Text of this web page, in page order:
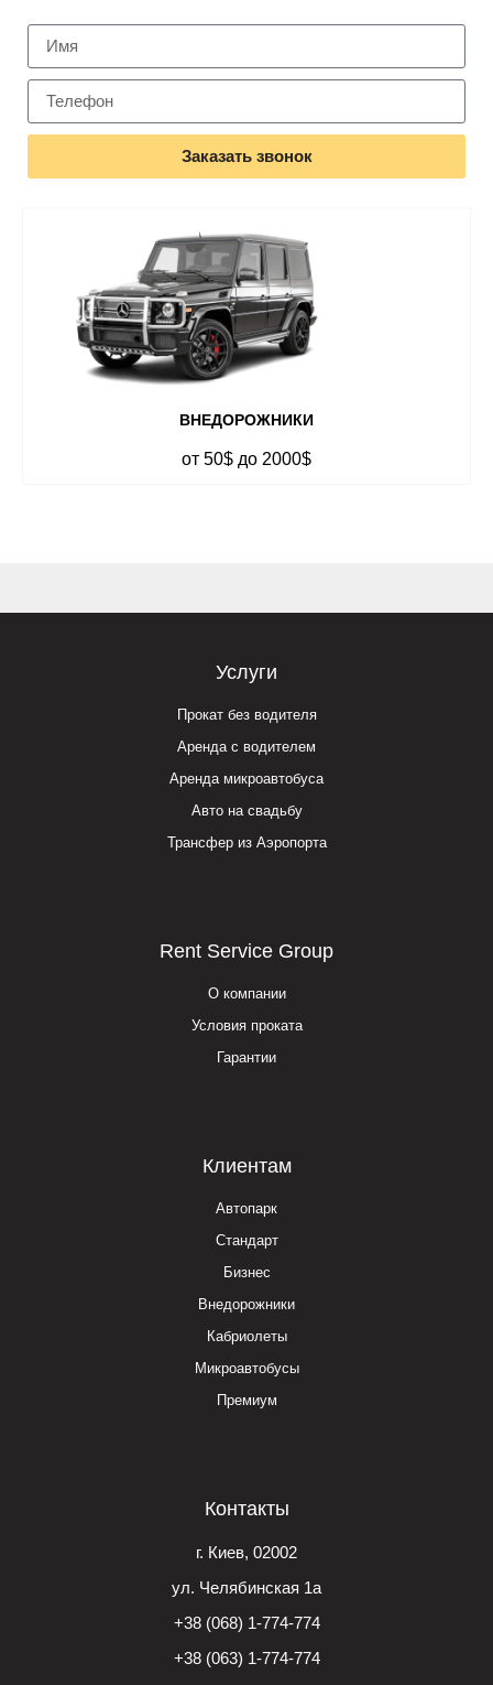
Заказать звонок
ВНЕДОРОЖНИКИ
от 50$ до 2000$
Услуги
Прокат без водителя
Аренда с водителем
Аренда микроавтобуса
Авто на свадьбу
Трансфер из Аэропорта
Rent Service Group
О компании
Условия проката
Гарантии
Клиентам
Автопарк
Стандарт
Бизнес
Внедорожники
Кабриолеты
Микроавтобусы
Премиум
Контакты
г. Киев, 02002
ул. Челябинская 1а
+38 (068) 1-774-774
+38 (063) 1-774-774